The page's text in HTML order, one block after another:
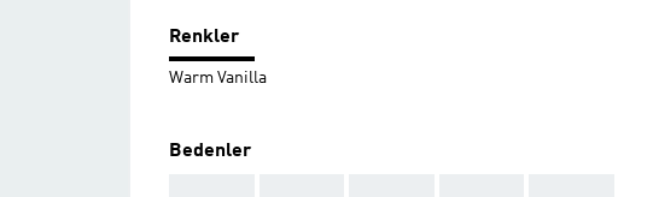
Renkler
Warm Vanilla
Bedenler